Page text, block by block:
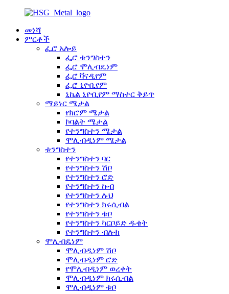
መነሻ
ምርቶች
ፌሮ አሎይ
ፌሮ ቱንግስተን
ፌሮ ሞሊብዴነም
ፌሮ ቫናዲየም
ፌሮ ኒዮቢየም
ኒኬል ኒዮቢየም ማስተር ቅይጥ
ማይነር ሜታል
የክሮም ሜታል
ኮባልት ሜታል
የተንግስተን ሜታል
ሞሊብዲነም ሜታል
ቱንግስተን
የተንግስተን ባር
የተንግስተን ሽቦ
የተንግስተን ሮድ
የተንግስተን ኩብ
የተንግስተን ሉህ
የተንግስተን ክሩሲብል
የተንግስተን ቱቦ
የተንግስተን ካርቦይድ ዱቄት
የተንግስተን ብሎክ
ሞሊብዴነም
ሞሊብዲነም ሽቦ
ሞሊብዲነም ሮድ
የሞሊብዲነም ወረቀት
ሞሊብዲነም ክሩሲብል
ሞሊብዲነም ቱቦ